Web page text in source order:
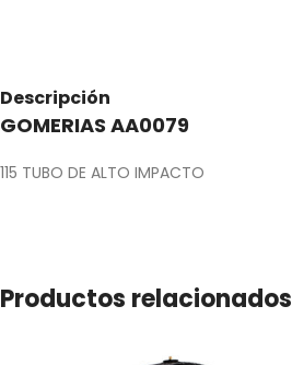
Descripción
GOMERIAS AA0079
115 TUBO DE ALTO IMPACTO
Productos relacionados